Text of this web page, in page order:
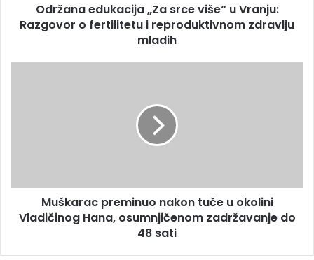
Održana edukacija „Za srce više“ u Vranju:
Razgovor o fertilitetu i reproduktivnom zdravlju
mladih
Muškarac preminuo nakon tuče u okolini
Vladičinog Hana, osumnjičenom zadržavanje do
48 sati